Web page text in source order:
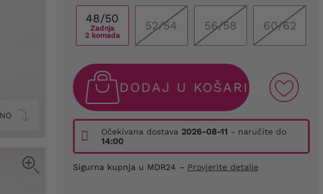
48/50
Zadnja
2 komada
52/54 56/58 60/62
DODAJ U KOŠARICU
Očekivana dostava 2026-08-11 - naručite do
14:00
Sigurna kupnja u MDR24 – Provjerite detalje